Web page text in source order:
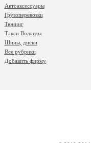
Автоаксессуары
Грузоперевозки
Тюнинг
Такси Вологды
Шины, диски
Все рубрики
Добавить фирму